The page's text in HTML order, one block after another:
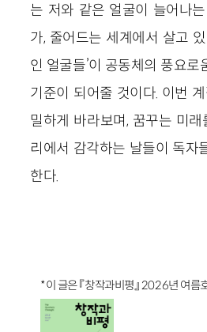
는 저와 같은 얼굴이 늘어나
가, 줄어드는 세계에서 살고
인 얼굴들’이 공동체의 풍요로
기준이 되어줄 것이다. 이번
밀하게 바라보며, 꿈꾸는 미
리에서 감각하는 날들이 독자
한다.
*이 글은 『창작과비평』 2026년 여름